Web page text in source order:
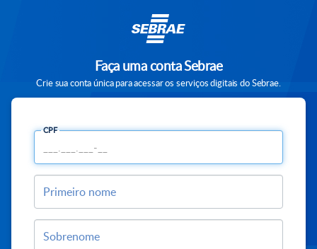
Faça uma conta Sebrae
Crie sua conta única para acessar os serviços digitais do Sebrae.
CPF
Primeiro nome
Sobrenome